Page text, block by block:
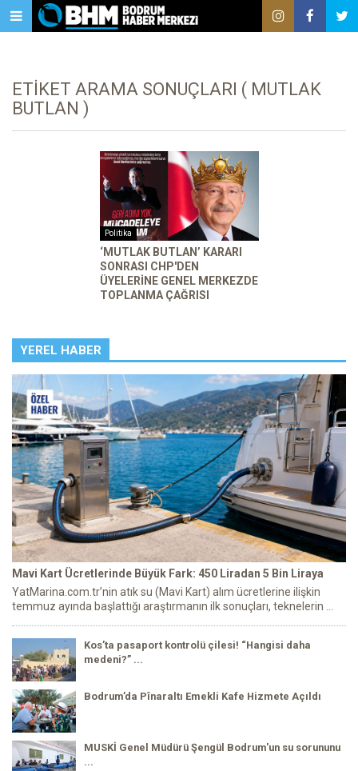
ETIKET ARAMA SONUÇLARI ( MUTLAK
BUTLAN )
Politika
‘MUTLAK BUTLAN’ KARARI
SONRASI CHP'DEN
ÜYELERINE GENEL MERKEZDE
TOPLANMA ÇAĞRISI
YEREL HABER
Mavi Kart Ücretlerinde Büyük Fark: 450 Liradan 5 Bin Liraya
YatMarina.com.tr’nin atık su (Mavi Kart) alım ücretlerine ilişkin
temmuz ayında başlattığı araştırmanın ilk sonuçları, teknelerin ...
Kos’ta pasaport kontrolü çilesi! “Hangisi daha
medeni?” ...
Bodrum’da Pînaraltı Emekli Kafe Hizmete Açıldı
MUSKİ Genel Müdürü Şengül Bodrum'un su sorununu
...